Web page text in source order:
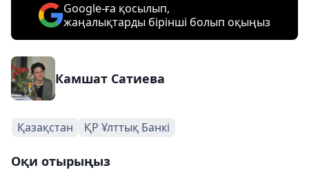
Google-ға қосылып,
жаңалықтарды бірінші болып оқыңыз
Камшат Сатиева
Қазақстан ҚР Ұлттық Банкі
Оқи отырыңыз